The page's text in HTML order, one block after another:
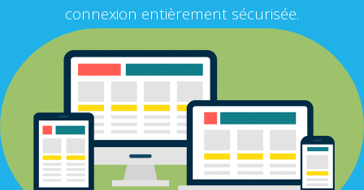
connexion entièrement sécurisée.